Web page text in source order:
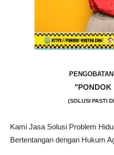
"PONDOK
(SOLUSI PASTI
Kami Jasa Solusi Problem
Bertentangan dengan Hukum